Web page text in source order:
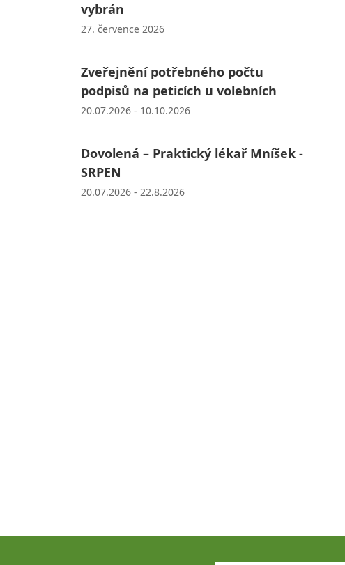
vybrán
27. července 2026
Zveřejnění potřebného počtu
podpisů na peticích u volebních
20.07.2026 - 10.10.2026
Dovolená – Praktický lékař Mníšek -
SRPEN
20.07.2026 - 22.8.2026